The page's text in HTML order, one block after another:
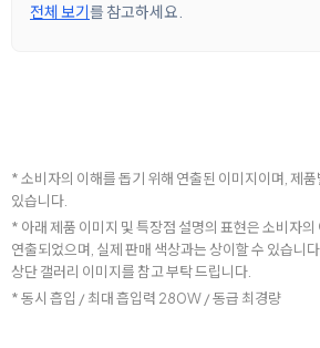
전체 보기를 참고하세요.
* 소비자의 이해를 돕기 위해 연출된 이미지이며, 제
있습니다.
* 아래 제품 이미지 및 특장점 설명의 표현은 소비자의
연출되었으며, 실제 판매 색상과는 상이할 수 있습니
상단 갤러리 이미지를 참고 부탁 드립니다.
* 동시 흡입 / 최대 흡입력 280W / 동급 최경량